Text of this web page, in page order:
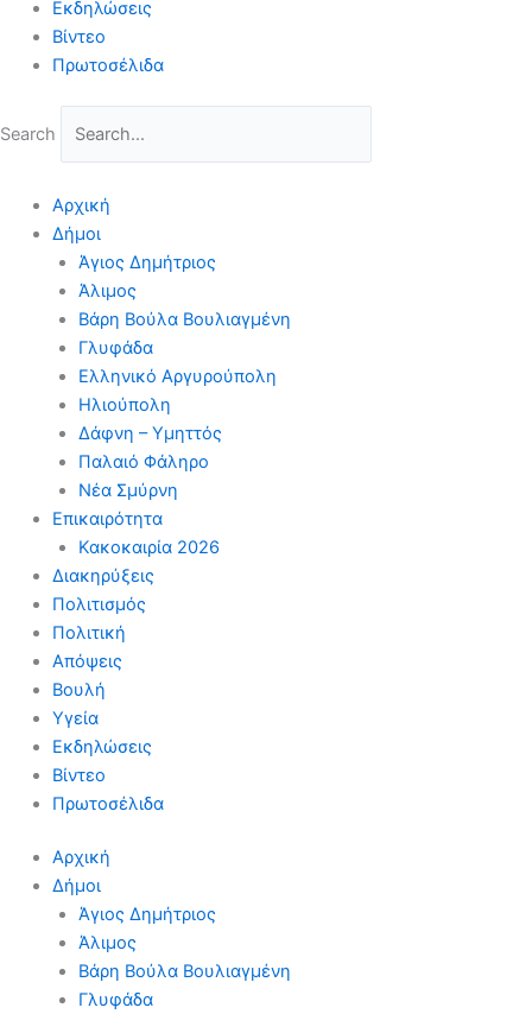
Εκδηλώσεις
Βίντεο
Πρωτοσέλιδα
Search
Αρχική
Δήμοι
Άγιος Δημήτριος
Άλιμος
Βάρη Βούλα Βουλιαγμένη
Γλυφάδα
Ελληνικό Αργυρούπολη
Ηλιούπολη
Δάφνη – Υμηττός
Παλαιό Φάληρο
Νέα Σμύρνη
Επικαιρότητα
Κακοκαιρία 2026
Διακηρύξεις
Πολιτισμός
Πολιτική
Απόψεις
Βουλή
Υγεία
Εκδηλώσεις
Βίντεο
Πρωτοσέλιδα
Αρχική
Δήμοι
Άγιος Δημήτριος
Άλιμος
Βάρη Βούλα Βουλιαγμένη
Γλυφάδα